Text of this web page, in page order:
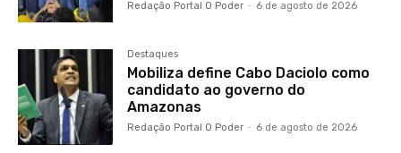
Redação Portal O Poder - 6 de agosto de 2026
Destaques
Mobiliza define Cabo Daciolo como
candidato ao governo do
Amazonas
Redação Portal O Poder - 6 de agosto de 2026